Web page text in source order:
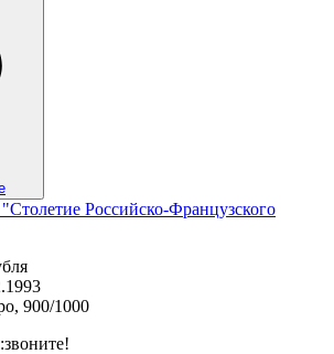
Российско-Французского
900/1000
звоните!